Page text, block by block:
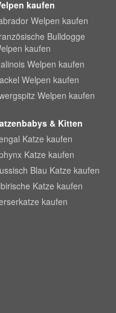
kaufen
Welpen kaufen
Bulldogge
kaufen
Welpen kaufen
Welpen kaufen
Welpen kaufen
& Kitten
Katze kaufen
Katze kaufen
Blau Katze kaufen
Katze kaufen
kaufen